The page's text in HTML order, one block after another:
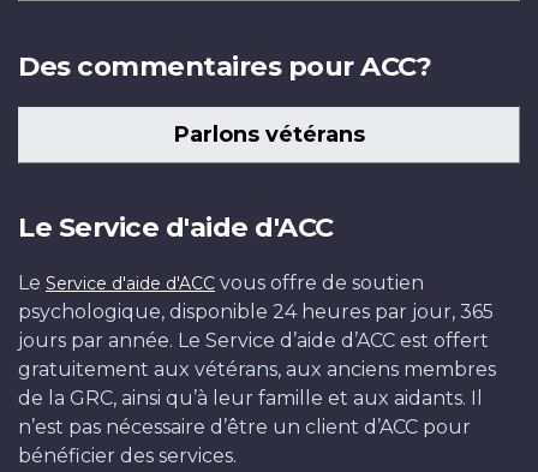
Des commentaires pour ACC?
Parlons vétérans
Le Service d'aide d'ACC
Le Service d'aide d'ACC vous offre de soutien
psychologique, disponible 24 heures par jour, 365
jours par année. Le Service d’aide d’ACC est offert
gratuitement aux vétérans, aux anciens membres
de la GRC, ainsi qu’à leur famille et aux aidants. Il
n’est pas nécessaire d’être un client d’ACC pour
bénéficier des services.